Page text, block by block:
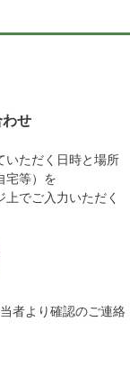
せ
いただく日時と場所
宅等）を
上でご入力いただく
さい。
者より確認のご連絡